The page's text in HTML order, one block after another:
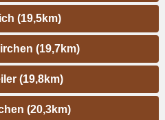
(19,5km)
(19,7km)
(19,8km)
(20,3km)